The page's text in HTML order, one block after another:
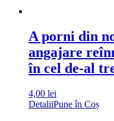
A porni din
angajare
în cel de-al
4,00 lei
DetaliiPune în Coș